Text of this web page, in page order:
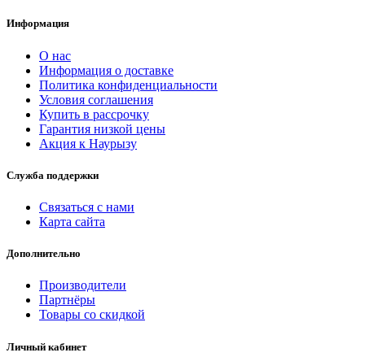
Информация
О нас
Информация о доставке
Политика конфиденциальности
Условия соглашения
Купить в рассрочку
Гарантия низкой цены
Акция к Наурызу
Служба поддержки
Связаться с нами
Карта сайта
Дополнительно
Производители
Партнёры
Товары со скидкой
Личный кабинет